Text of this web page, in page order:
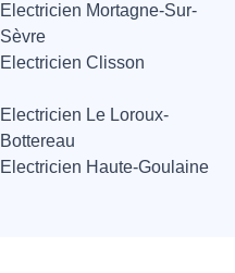
Electricien Mortagne-Sur-
Sèvre
Electricien Clisson
Electricien Le Loroux-
Bottereau
Electricien Haute-Goulaine